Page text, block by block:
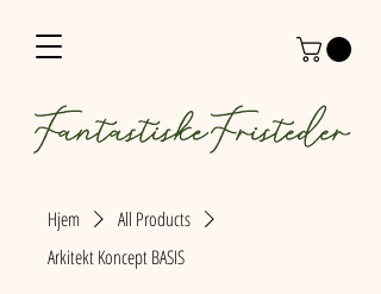
Hjem
All Products
Arkitekt Koncept BASIS